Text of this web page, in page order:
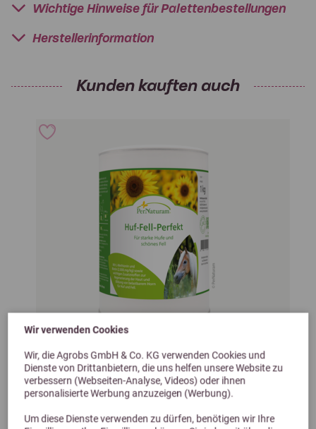
Wir verwenden Cookies
Wir, die Agrobs GmbH & Co. KG verwenden Cookies und
Dienste von Drittanbietern, die uns helfen unsere Website zu
verbessern (Webseiten-Analyse, Videos) oder ihnen
personalisierte Werbung anzuzeigen (Werbung).
Um diese Dienste verwenden zu dürfen, benötigen wir Ihre
Wichtige Hinweise für Palettenbestellungen
Herstellerinformation
Kunden kauften auch
5,0 (1 Bewertungen)
PerNaturam Huf-Fell Perfekt 1kg
Previous Next